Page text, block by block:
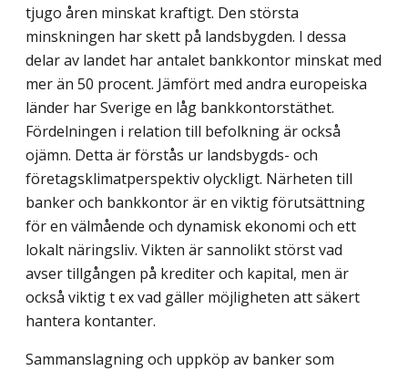
tjugo åren minskat kraftigt. Den största
minskningen har skett på landsbygden. I dessa
delar av landet har antalet bankkontor minskat med
mer än 50 procent. Jämfört med andra europeiska
länder har Sverige en låg bankkontorstäthet.
Fördelningen i relation till befolkning är också
ojämn. Detta är förstås ur landsbygds- och
företagsklimatperspektiv olyckligt. Närheten till
banker och bankkontor är en viktig förutsättning
för en välmående och dynamisk ekonomi och ett
lokalt näringsliv. Vikten är sannolikt störst vad
avser tillgången på krediter och kapital, men är
också viktig t ex vad gäller möjligheten att säkert
hantera kontanter.
Sammanslagning och uppköp av banker som